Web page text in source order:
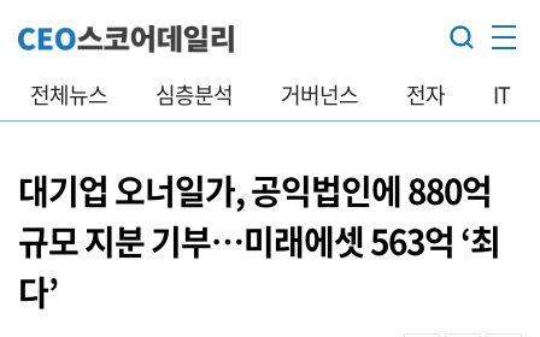
전체뉴스 심층분석 거버넌스 전자 IT
대기업 오너일가, 공익법인에 880억
규모 지분 기부…미래에셋 563억 ‘최
다’